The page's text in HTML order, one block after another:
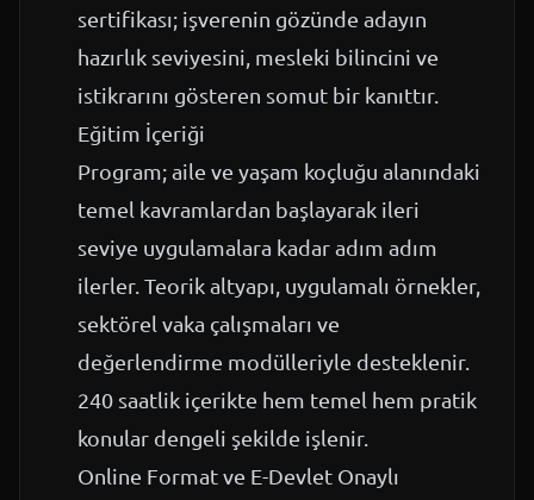
sertifikası; işverenin gözünde adayın
hazırlık seviyesini, mesleki bilincini ve
istikrarını gösteren somut bir kanıttır.
Eğitim İçeriği
Program; aile ve yaşam koçluğu alanındaki
temel kavramlardan başlayarak ileri
seviye uygulamalara kadar adım adım
ilerler. Teorik altyapı, uygulamalı örnekler,
sektörel vaka çalışmaları ve
değerlendirme modülleriyle desteklenir.
240 saatlik içerikte hem temel hem pratik
konular dengeli şekilde işlenir.
Online Format ve E-Devlet Onaylı